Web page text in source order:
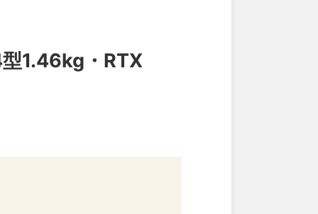
1.46kg・RTX